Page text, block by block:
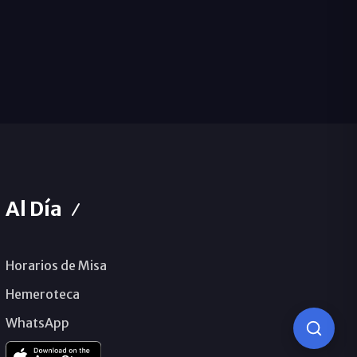
Al Día
Horarios de Misa
Hemeroteca
WhatsApp